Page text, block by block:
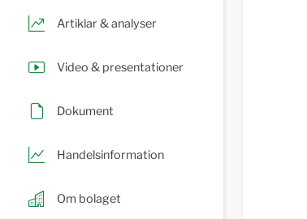
Artiklar & analyser
Video & presentationer
Dokument
Handelsinformation
Om bolaget